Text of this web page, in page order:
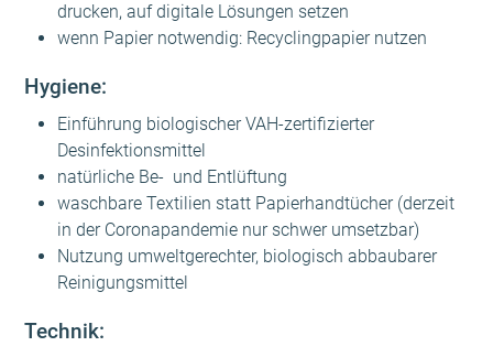
drucken, auf digitale Lösungen setzen
wenn Papier notwendig: Recyclingpapier nutzen
Hygiene:
Einführung biologischer VAH-zertifizierter
Desinfektionsmittel
natürliche Be- und Entlüftung
waschbare Textilien statt Papierhandtücher (derzeit
in der Coronapandemie nur schwer umsetzbar)
Nutzung umweltgerechter, biologisch abbaubarer
Reinigungsmittel
Technik: